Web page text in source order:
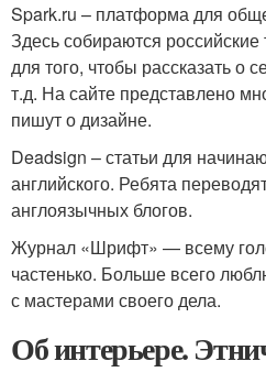
Spark.ru – платформа для
Здесь собираются российские
для того, чтобы рассказать о
т.д. На сайте представлено
пишут о дизайне.
Deadsign – статьи для
английского. Ребята
англоязычных блогов.
Журнал «Шрифт» — всему
частенько. Больше всего
с мастерами своего дела.
Об интерьере.